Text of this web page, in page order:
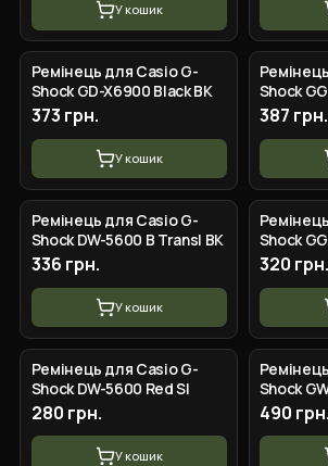
У кошик
Ремінець для Casio G-
Shock GD-X6900 Black BK
373 грн.
У кошик
Shock
100/
387 грн.
Ремінець для Casio G-
Shock DW-5600 B Transl BK
336 грн.
У кошик
Shock
100/GSG-
320 грн.
Ремінець для Casio G-
Shock DW-5600 Red SI
280 грн.
У кошик
Shock
490 грн.